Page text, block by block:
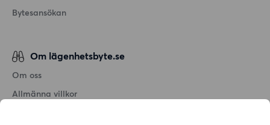
Bytesansökan
Om lägenhetsbyte.se
Om oss
Allmänna villkor